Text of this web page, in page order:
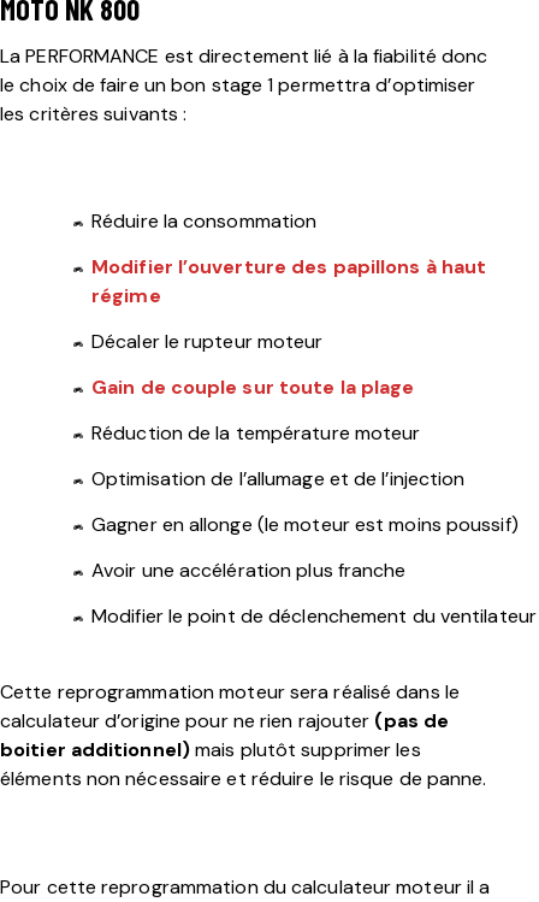
MOTO NK 800
La PERFORMANCE est directement lié à la fiabilité donc
le choix de faire un bon stage 1 permettra d’optimiser
les critères suivants :
Réduire la consommation
Modifier l’ouverture des papillons à haut
régime
Décaler le rupteur moteur
Gain de couple sur toute la plage
Réduction de la température moteur
Optimisation de l’allumage et de l’injection
Gagner en allonge (le moteur est moins poussif)
Avoir une accélération plus franche
Modifier le point de déclenchement du ventilateur
Cette reprogrammation moteur sera réalisé dans le
calculateur d’origine pour ne rien rajouter (pas de
boitier additionnel)mais plutôt supprimer les
éléments non nécessaire et réduire le risque de panne.
Pour cette reprogrammation du calculateur moteur il a